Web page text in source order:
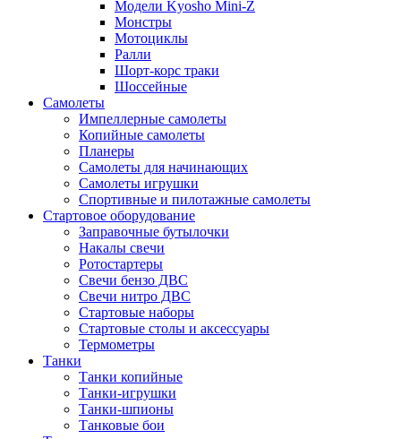
Модели Kyosho Mini-Z
Монстры
Мотоциклы
Ралли
Шорт-корс траки
Шоссейные
Самолеты
Импеллерные самолеты
Копийные самолеты
Планеры
Самолеты для начинающих
Самолеты игрушки
Спортивные и пилотажные самолеты
Стартовое оборудование
Заправочные бутылочки
Накалы свечи
Ротостартеры
Свечи бензо ДВС
Свечи нитро ДВС
Стартовые наборы
Стартовые столы и аксессуары
Термометры
Танки
Танки копийные
Танки-игрушки
Танки-шпионы
Танковые бои